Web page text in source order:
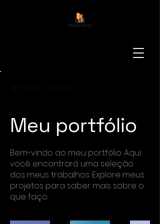
Meu portfólio
Bem-vindo ao meu portfólio. Aqui
você encontrará uma seleção
dos meus trabalhos. Explore meus
projetos para saber mais sobre o
que faço.